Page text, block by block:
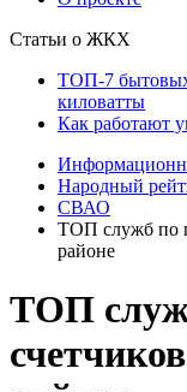
Статьи о ЖКХ
ТОП-7
киловатты
Как работают
Народный
СВАО
ТОП служб по
районе
ТОП